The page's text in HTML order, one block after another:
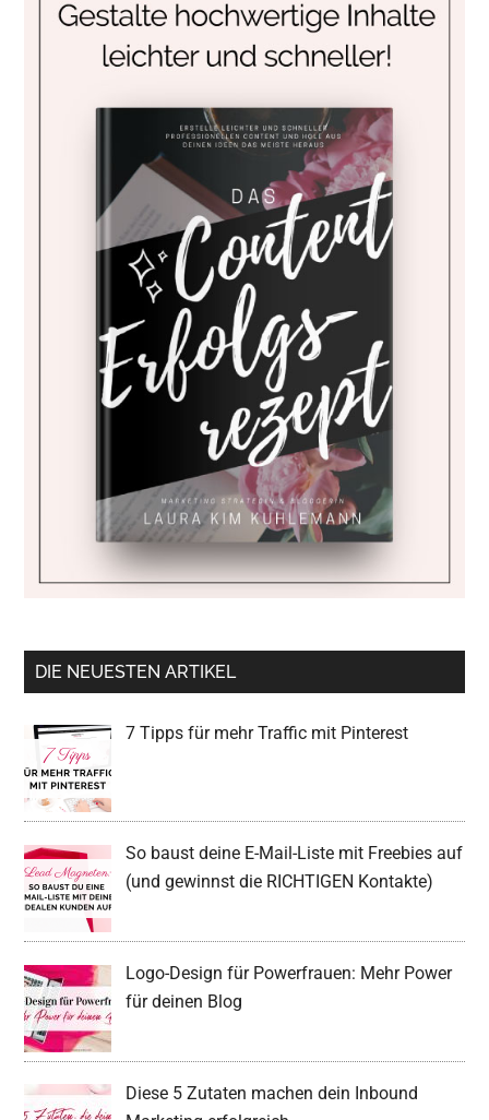
DIE NEUESTEN ARTIKEL
7 Tipps für mehr Traffic mit Pinterest
So baust deine E-Mail-Liste mit Freebies auf
(und gewinnst die RICHTIGEN Kontakte)
Logo-Design für Powerfrauen: Mehr Power
für deinen Blog
Diese 5 Zutaten machen dein Inbound